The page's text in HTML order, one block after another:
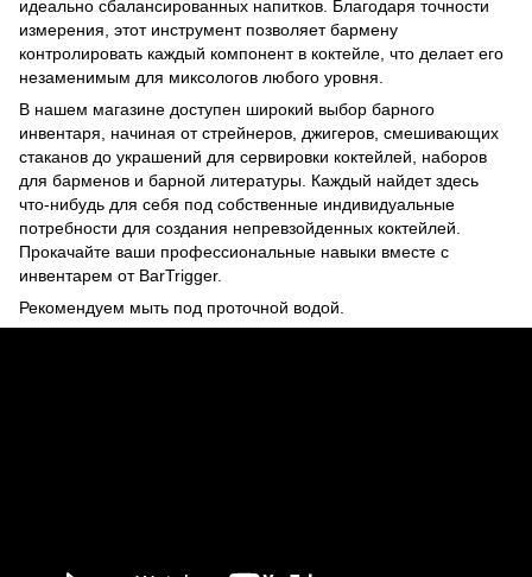
идеально сбалансированных напитков. Благодаря точности
измерения, этот инструмент позволяет бармену
контролировать каждый компонент в коктейле, что делает его
незаменимым для миксологов любого уровня.
В нашем магазине доступен широкий выбор барного
инвентаря, начиная от стрейнеров, джигеров, смешивающих
стаканов до украшений для сервировки коктейлей, наборов
для барменов и барной литературы. Каждый найдет здесь
что-нибудь для себя под собственные индивидуальные
потребности для создания непревзойденных коктейлей.
Прокачайте ваши профессиональные навыки вместе с
инвентарем от BarTrigger.
Рекомендуем мыть под проточной водой.